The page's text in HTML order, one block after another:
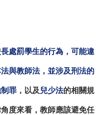
處罰學生的行為，可能違
與教師法，並涉及刑法的
罪 ，以及 兒少法的相關規
度來看，教師應該避免任